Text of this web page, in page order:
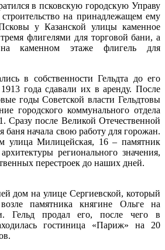
в псковскую городскую Управу
на принадлежащем ему
у Казанской улицы каменное
флигелями для торговой бани, а
каменном этаже флигель для
в собственности Гельдта до его
года сдавали их в аренду. После
годы Советской власти Гельдтовы
городского коммунального отдела
Сразу после Великой Отечественной
баня начала свою работу для горожан.
улица Милицейская, 16 – памятник
регионального значения,
перестроек до наших дней.
дом на улице Сергиевской, который
памятника княгине Ольге на
Гельд продал его, после чего в
гостиница «Париж» на 20